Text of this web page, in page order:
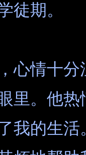
徒期。
心情十分
里。他热
我的生活